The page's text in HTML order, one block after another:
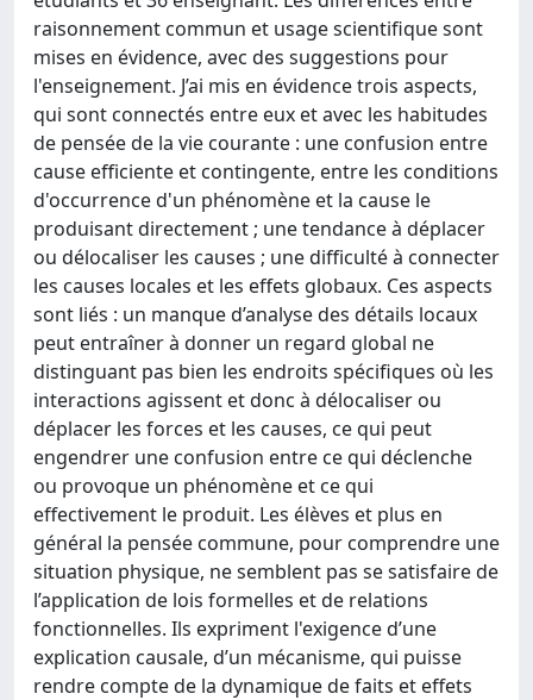
raisonnement commun et usage scientifique sont
mises en évidence, avec des suggestions pour
l'enseignement. J’ai mis en évidence trois aspects,
qui sont connectés entre eux et avec les habitudes
de pensée de la vie courante : une confusion entre
cause efficiente et contingente, entre les conditions
d'occurrence d'un phénomène et la cause le
produisant directement ; une tendance à déplacer
ou délocaliser les causes ; une difficulté à connecter
les causes locales et les effets globaux. Ces aspects
sont liés : un manque d’analyse des détails locaux
peut entraîner à donner un regard global ne
distinguant pas bien les endroits spécifiques où les
interactions agissent et donc à délocaliser ou
déplacer les forces et les causes, ce qui peut
engendrer une confusion entre ce qui déclenche
ou provoque un phénomène et ce qui
effectivement le produit. Les élèves et plus en
général la pensée commune, pour comprendre une
situation physique, ne semblent pas se satisfaire de
l’application de lois formelles et de relations
fonctionnelles. Ils expriment l'exigence d’une
explication causale, d’un mécanisme, qui puisse
rendre compte de la dynamique de faits et effets